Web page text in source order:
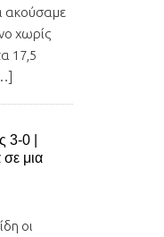
ακούσαμε
χωρίς
17,5
3-0 |
μια
οι